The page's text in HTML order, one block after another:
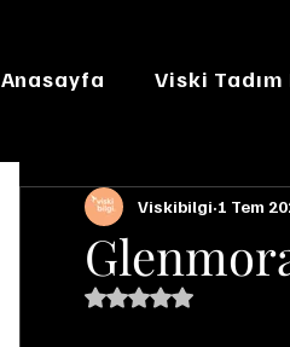
Anasayfa Viski Tadım
Viskibilgi 1 Tem
5 üzerinden NaN